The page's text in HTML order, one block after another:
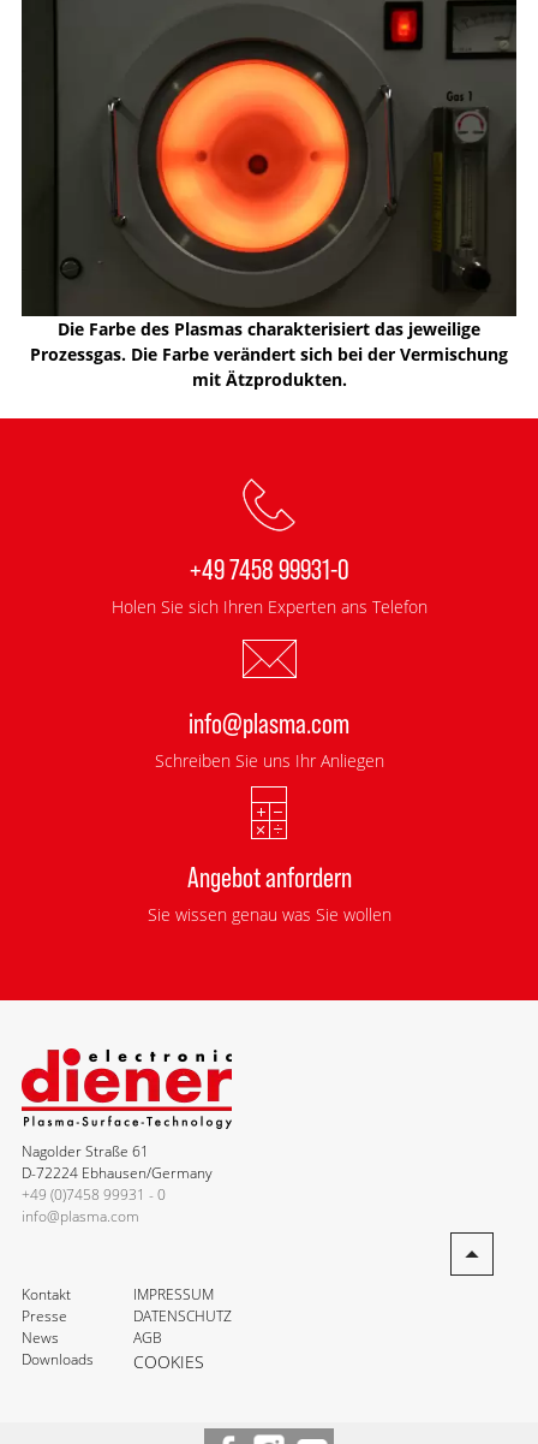
Die Farbe des Plasmas charakterisiert das jeweilige
Prozessgas. Die Farbe verändert sich bei der Vermischung
mit Ätzprodukten.
+49 7458 99931-0
Holen Sie sich Ihren Experten ans Telefon
info@plasma.com
Schreiben Sie uns Ihr Anliegen
Angebot anfordern
Sie wissen genau was Sie wollen
Nagolder Straße 61
D-72224 Ebhausen/Germany
+49 (0)7458 99931 - 0
info@plasma.com
Kontakt
Presse
News
Downloads
IMPRESSUM
DATENSCHUTZ
AGB
COOKIES